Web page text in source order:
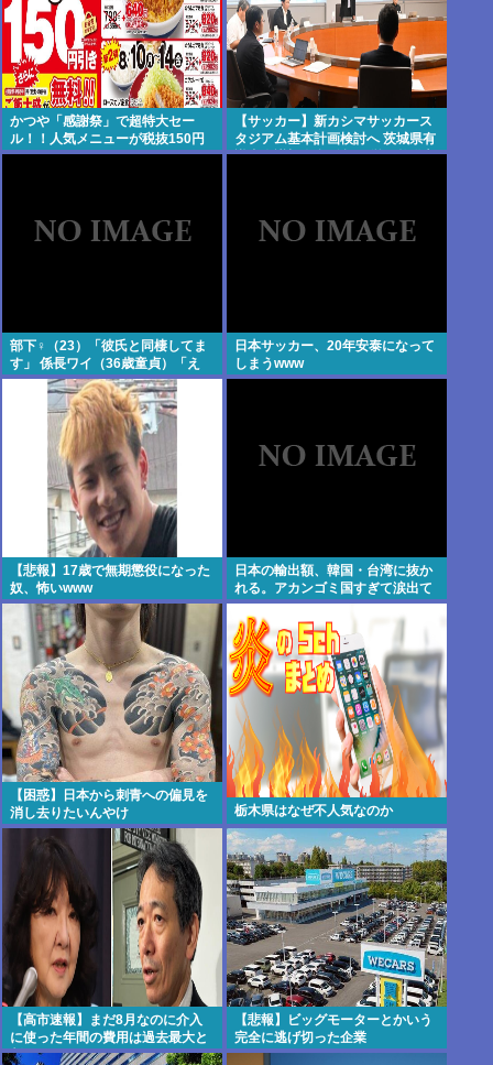
かつや「感謝祭」で超特大セー
ル！！人気メニューが税抜150円
引き！！！
【サッカー】新カシマサッカース
タジアム基本計画検討へ 茨城県有
識者会議初会合 公設民営で整備方
部下♀（23）「彼氏と同棲してま
す」 係長ワイ（36歳童貞）「え
っ…？」
日本サッカー、20年安泰になって
しまうwww
【悲報】17歳で無期懲役になった
奴、怖いwww
日本の輸出額、韓国・台湾に抜か
れる。アカンゴミ国すぎて涙出て
きた…
【困惑】日本から刺青への偏見を
消し去りたいんやけ
ど・・・・・・・・・
栃木県はなぜ不人気なのか
【高市速報】まだ8月なのに介入
に使った年間の費用は過去最大と
判明
【悲報】ビッグモーターとかいう
完全に逃げ切った企業